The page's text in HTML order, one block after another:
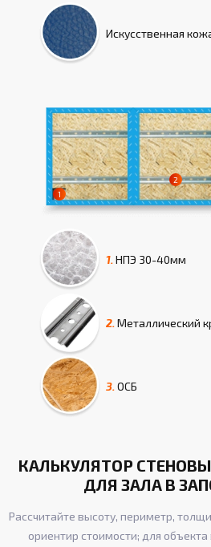
Искусcтвенная
1.НПЭ 30-40мм
2.Металлический
3.ОСБ
КАЛЬКУЛЯТОР
ДЛЯ ЗАЛА В
Рассчитайте высоту, периметр,
ориентир стоимости; для